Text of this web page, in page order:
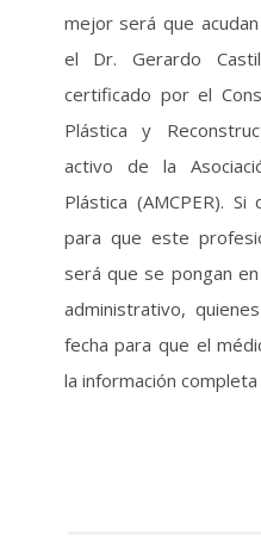
mejor será que
el Dr. Gerardo
certificado por el
Plástica y
activo de la
Plástica (AMCPER).
para que este
será que se pongan
administrativo,
fecha para que el
la información